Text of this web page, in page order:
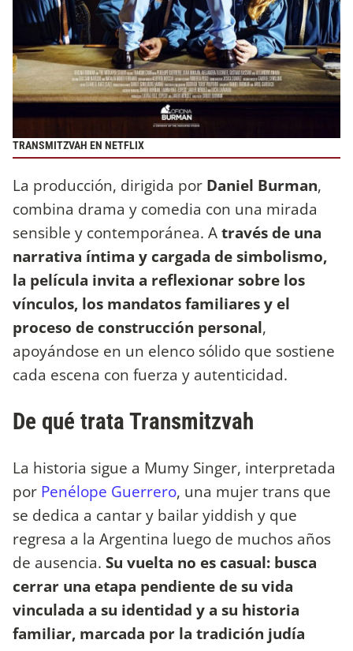
TRANSMITZVAH EN NETFLIX
La producción, dirigida por Daniel Burman,
combina drama y comedia con una mirada
sensible y contemporánea. Através de una
narrativa íntima y cargada de simbolismo,
la película invita a reflexionar sobre los
vínculos, los mandatos familiares y el
proceso de construcción personal,
apoyándose en un elenco sólido que sostiene
cada escena con fuerza y autenticidad.
De qué trata Transmitzvah
La historia sigue a Mumy Singer, interpretada
por Penélope Guerrero, una mujer trans que
se dedica a cantar y bailar yiddish y que
regresa a la Argentina luego de muchos años
de ausencia. Su vuelta no es casual: busca
cerrar una etapa pendiente de su vida
vinculada a su identidad y a su historia
familiar, marcada por la tradición judía